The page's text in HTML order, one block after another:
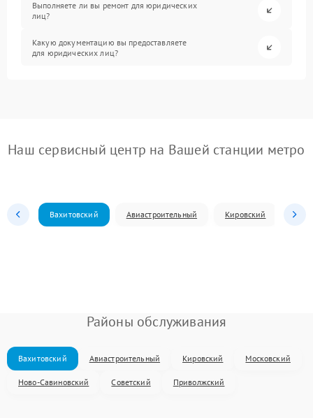
Выполняете ли вы ремонт для юридических
лиц?
Какую документацию вы предоставляете
для юридических лиц?
Наш сервисный центр на Вашей станции метро
Вахитовский Авиастроительный Кировский
Районы обслуживания
Вахитовский Авиастроительный Кировский Московский
Ново-Савиновский Советский Приволжский